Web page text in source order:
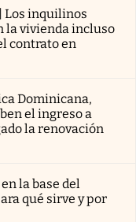
Los inquilinos
la vivienda incluso
contrato en
Dominicana,
el ingreso a
la renovación
la base del
qué sirve y por